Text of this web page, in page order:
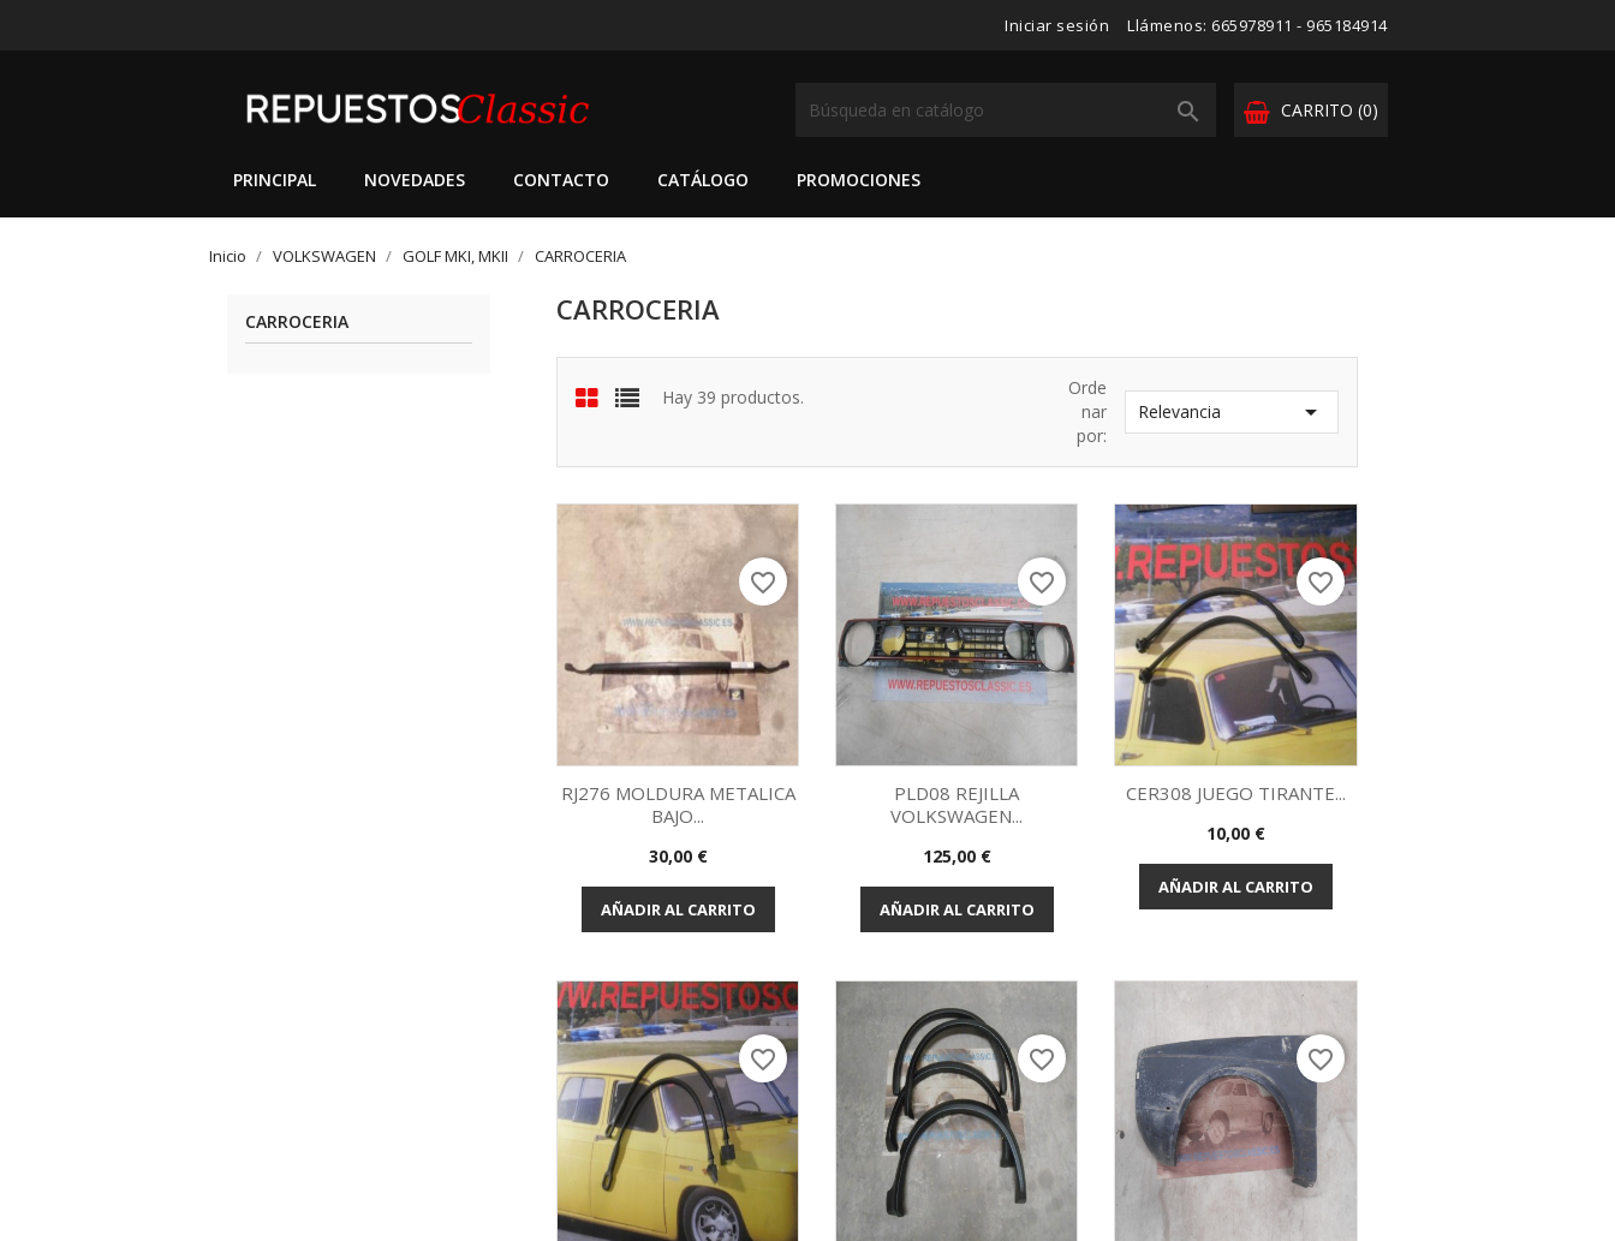
Iniciar sesión Llámenos: 665978911 - 965184914
CARRITO (0)

PRINCIPAL NOVEDADES CONTACTO CATÁLOGO PROMOCIONES
Inicio VOLKSWAGEN GOLF MKI, MKII CARROCERIA
CARROCERIA CARROCERIA
Hay 39 productos.
Orde
nar
por:
Relevancia 
Vista rápida
RJ276 MOLDURA METALICA
BAJO...
Precio
30,00 €
AÑADIR AL CARRITO
favorite_border
Vista rápida
PLD08 REJILLA
VOLKSWAGEN...
Precio
125,00 €
AÑADIR AL CARRITO
favorite_border
Vista rápida
CER308 JUEGO TIRANTE...
Precio
10,00 €
AÑADIR AL CARRITO
favorite_border
favorite_border favorite_border favorite_border